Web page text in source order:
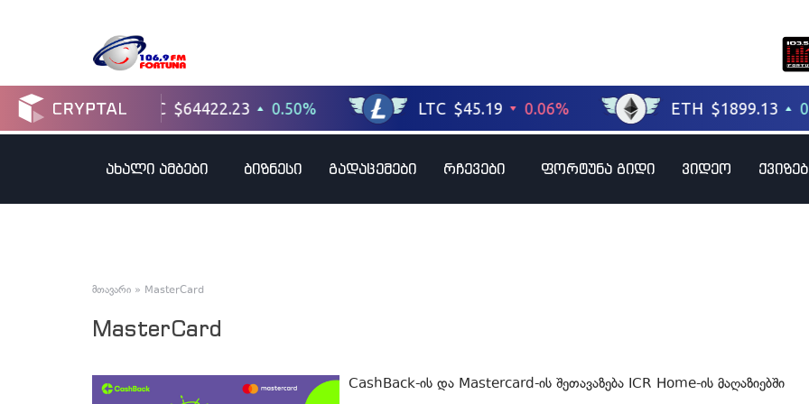
ახალი ამბები ბიზნესი გადაცემები რჩევები ფორტუნა გიდი ვიდეო
მთავარი » MasterCard
MasterCard
CashBack-ის და Mastercard-ის შეთავაზება ICR Home-ის მაღაზიებში